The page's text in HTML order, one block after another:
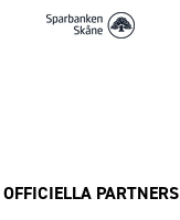
OFFICIELLA PARTNERS